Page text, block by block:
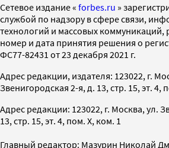
Cетевое издание « forbes.ru »
службой по надзору в сфере связи,
технологий и массовых коммуникаций,
номер и дата принятия решения о
ФС77-82431 от 23 декабря 2021 г.
Адрес редакции, издателя: 123022, г.
Звенигородская 2-я, д. 13, стр. 15, эт. 4,
Адрес редакции: 123022, г. Москва, ул.
13, стр. 15, эт. 4, пом. X, ком. 1
Главный редактор: Мазурин Николай